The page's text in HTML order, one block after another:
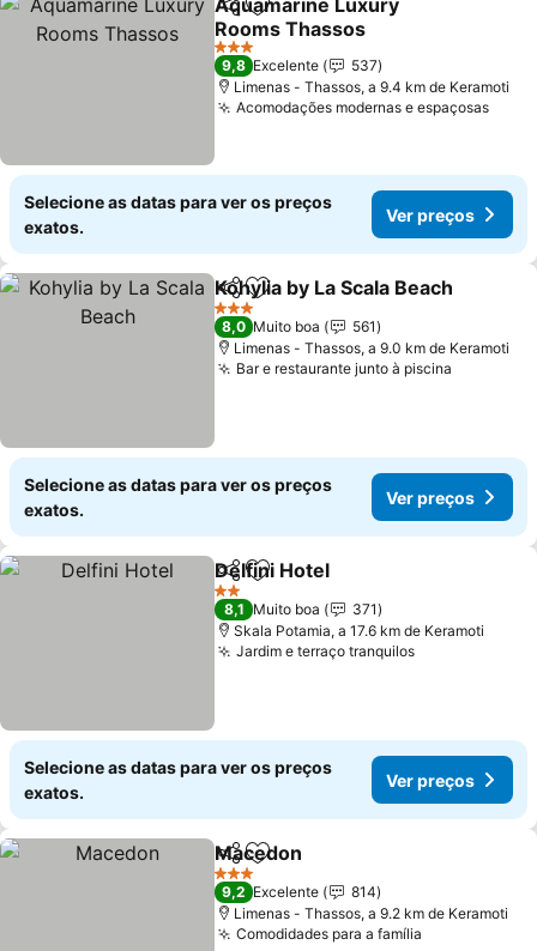
PartilharAdicionar aos favoritos
Aquamarine Luxury
Rooms Thassos
3 Estrelas
9,8 Excelente
537
Limenas - Thassos, a 9.4 km de Keramoti
Acomodações modernas e espaçosas
Selecione as datas para ver os preços
exatos.
Ver preços
PartilharAdicionar aos favoritos
Kohylia by La Scala Beach
3 Estrelas
8,0 Muito boa
561
Limenas - Thassos, a 9.0 km de Keramoti
Bar e restaurante junto à piscina
Selecione as datas para ver os preços
exatos.
Ver preços
PartilharAdicionar aos favoritos
Delfini Hotel
2 Estrelas
8,1 Muito boa
371
Skala Potamia, a 17.6 km de Keramoti
Jardim e terraço tranquilos
Selecione as datas para ver os preços
exatos.
Ver preços
PartilharAdicionar aos favoritos
Macedon
3 Estrelas
9,2 Excelente
814
Limenas - Thassos, a 9.2 km de Keramoti
Comodidades para a família